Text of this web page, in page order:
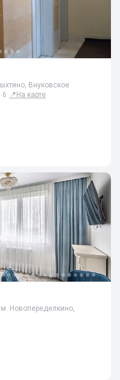
Внуковское
6 📍 На карте
Новопеределкино,